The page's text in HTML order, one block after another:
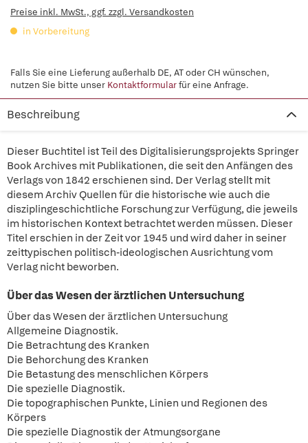
Preise inkl. MwSt., ggf. zzgl. Versandkosten
in Vorbereitung
Falls Sie eine Lieferung außerhalb DE, AT oder CH wünschen,
nutzen Sie bitte unser Kontaktformularfür eine Anfrage.
Beschreibung
Dieser Buchtitel ist Teil des Digitalisierungsprojekts Springer
Book Archives mit Publikationen, die seit den Anfängen des
Verlags von 1842 erschienen sind. Der Verlag stellt mit
diesem Archiv Quellen für die historische wie auch die
disziplingeschichtliche Forschung zur Verfügung, die jeweils
im historischen Kontext betrachtet werden müssen. Dieser
Titel erschien in der Zeit vor 1945 und wird daher in seiner
zeittypischen politisch-ideologischen Ausrichtung vom
Verlag nicht beworben.
Über das Wesen der ärztlichen Untersuchung
Über das Wesen der ärztlichen Untersuchung
Allgemeine Diagnostik.
Die Betrachtung des Kranken
Die Behorchung des Kranken
Die Betastung des menschlichen Körpers
Die spezielle Diagnostik.
Die topographischen Punkte, Linien und Regionen des
Körpers
Die spezielle Diagnostik der Atmungsorgane